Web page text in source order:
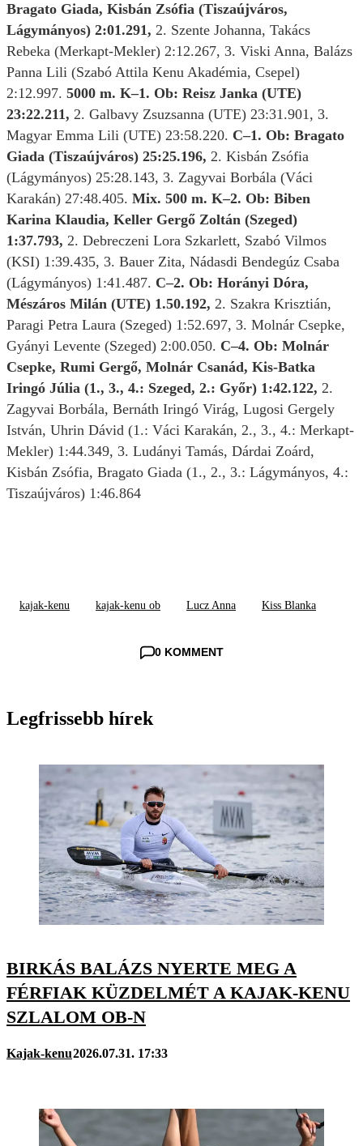
Bragato Giada, Kisbán Zsófia (Tiszaújváros,
Lágymányos) 2:01.291, 2. Szente Johanna, Takács
Rebeka (Merkapt-Mekler) 2:12.267, 3. Viski Anna, Balázs
Panna Lili (Szabó Attila Kenu Akadémia, Csepel)
2:12.997. 5000 m. K–1. Ob: Reisz Janka (UTE)
23:22.211, 2. Galbavy Zsuzsanna (UTE) 23:31.901, 3.
Magyar Emma Lili (UTE) 23:58.220. C–1. Ob: Bragato
Giada (Tiszaújváros) 25:25.196, 2. Kisbán Zsófia
(Lágymányos) 25:28.143, 3. Zagyvai Borbála (Váci
Karakán) 27:48.405. Mix. 500 m. K–2. Ob: Biben
Karina Klaudia, Keller Gergő Zoltán (Szeged)
1:37.793, 2. Debreczeni Lora Szkarlett, Szabó Vilmos
(KSI) 1:39.435, 3. Bauer Zita, Nádasdi Bendegúz Csaba
(Lágymányos) 1:41.487. C–2. Ob: Horányi Dóra,
Mészáros Milán (UTE) 1.50.192, 2. Szakra Krisztián,
Paragi Petra Laura (Szeged) 1:52.697, 3. Molnár Csepke,
Gyányi Levente (Szeged) 2:00.050. C–4. Ob: Molnár
Csepke, Rumi Gergő, Molnár Csanád, Kis-Batka
Iringó Júlia (1., 3., 4.: Szeged, 2.: Győr) 1:42.122, 2.
Zagyvai Borbála, Bernáth Iringó Virág, Lugosi Gergely
István, Uhrin Dávid (1.: Váci Karakán, 2., 3., 4.: Merkapt-
Mekler) 1:44.349, 3. Ludányi Tamás, Dárdai Zoárd,
Kisbán Zsófia, Bragato Giada (1., 2., 3.: Lágymányos, 4.:
Tiszaújváros) 1:46.864
kajak-kenu kajak-kenu ob Lucz Anna Kiss Blanka
0 KOMMENT
Legfrissebb hírek
BIRKÁS BALÁZS NYERTE MEG A
FÉRFIAK KÜZDELMÉT A KAJAK-KENU
SZLALOM OB-N
Kajak-kenu2026.07.31. 17:33